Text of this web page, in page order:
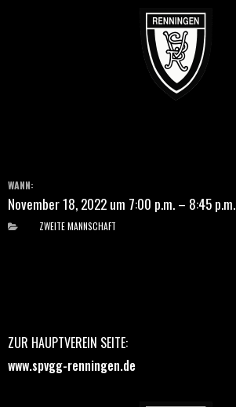
WANN:
November 18, 2022 um 7:00 p.m. – 8:45 p.m.
ZWEITE MANNSCHAFT
ZUR HAUPTVEREIN SEITE:
www.spvgg-renningen.de